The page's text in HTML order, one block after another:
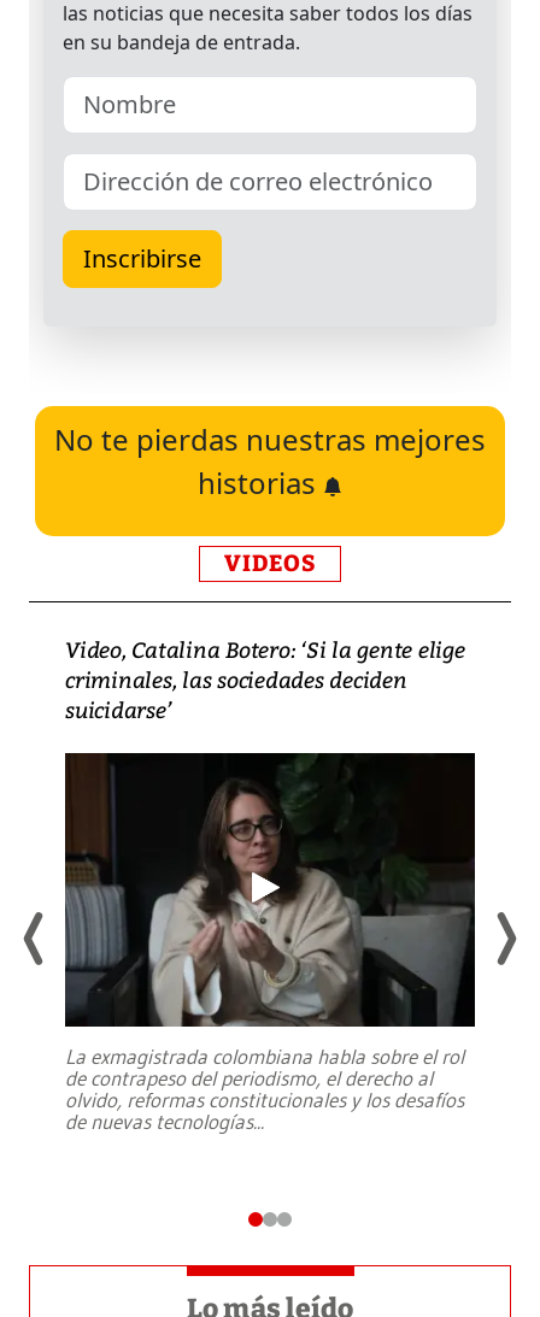
No te pierdas nuestras mejores
historias
VIDEOS
Video, Catalina Botero: ‘Si la gente elige
criminales, las sociedades deciden
suicidarse’
La exmagistrada colombiana habla sobre el rol
de contrapeso del periodismo, el derecho al
olvido, reformas constitucionales y los desafíos
de nuevas tecnologías...
Lo más leído